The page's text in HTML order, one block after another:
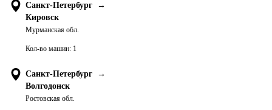
Санкт-Петербург
→
Кировск
Мурманская обл.
Кол-во машин: 1
Санкт-Петербург
→
Волгодонск
Ростовская обл.